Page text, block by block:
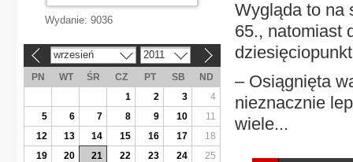
Wygląda to na
65., natomiast
– Osiągnięta
nieznacznie
wiele...
Wydanie: 9036
wrzesień 2011
PN WT ŚR CZ PT SB
ND
1
2 3
4
5
6 7 8 9 10
11
12
13 14 15 16 17
18
19
20 21 22 23 24
25